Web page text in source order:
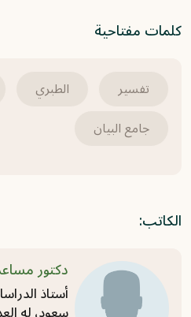
الآية 158
2021-05-31
كلمات مفتاحية
تفسير الطبري
جامع البيان
الكاتب:
دكتور
أستاذ